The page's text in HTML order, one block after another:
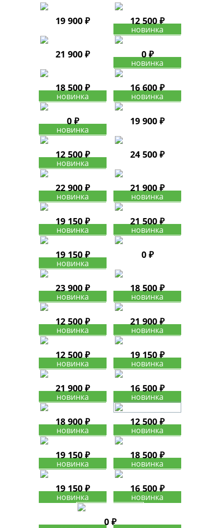
19 900 ₽ 12 500 ₽
21 900 ₽ 0 ₽
18 500 ₽ 16 600 ₽
0 ₽ 19 900 ₽
12 500 ₽ 24 500 ₽
22 900 ₽ 21 900 ₽
19 150 ₽ 21 500 ₽
19 150 ₽ 0 ₽
23 900 ₽ 18 500 ₽
12 500 ₽ 21 900 ₽
12 500 ₽ 19 150 ₽
21 900 ₽ 16 500 ₽
18 900 ₽ 12 500 ₽
19 150 ₽ 18 500 ₽
19 150 ₽ 16 500 ₽
0 ₽